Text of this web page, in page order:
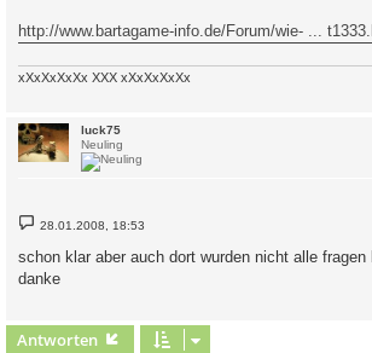
g
http://www.bartagame-info.de/Forum/wie- ...
xXxXxXxXx XXX xXxXxXxXx
luck75
Neuling
B
e
i
t
r
28.01.2008, 18:53
schon klar aber auch dort wurden nicht alle fragen
danke
Antworten